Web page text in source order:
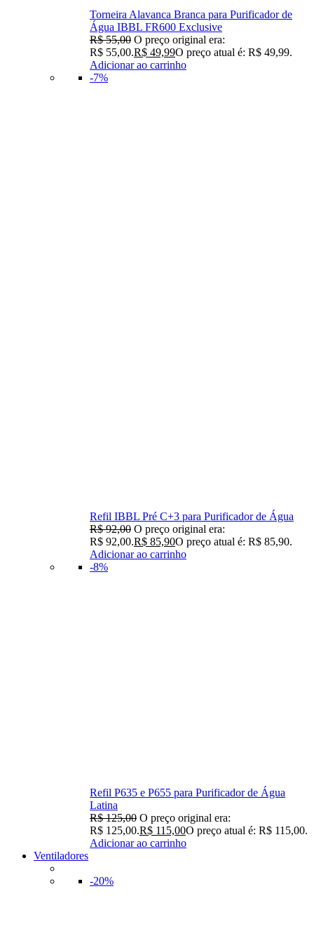
Torneira Alavanca Branca para Purificador de
Água IBBL FR600 Exclusive
R$55,00 O preço original era:
R$ 55,00.R$ 49,99O preço atual é: R$ 49,99.
Adicionar ao carrinho
-7%
Refil IBBL Pré C+3 para Purificador de Água
R$92,00 O preço original era:
R$ 92,00.R$ 85,90O preço atual é: R$ 85,90.
Adicionar ao carrinho
-8%
Refil P635 e P655 para Purificador de Água
Latina
R$125,00 O preço original era:
R$ 125,00.R$ 115,00O preço atual é: R$ 115,00.
Adicionar ao carrinho
Ventiladores
-20%